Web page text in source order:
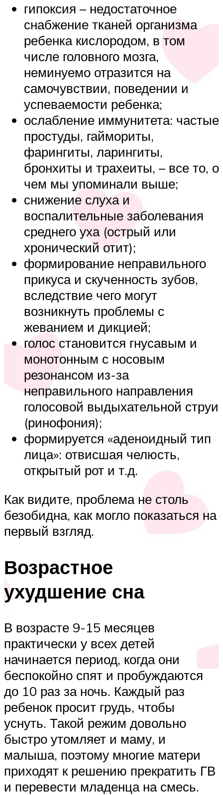
гипоксия – недостаточное
снабжение тканей организма
ребенка кислородом, в том
числе головного мозга,
неминуемо отразится на
самочувствии, поведении и
успеваемости ребенка;
ослабление иммунитета: частые
простуды, гаймориты,
фарингиты, ларингиты,
бронхиты и трахеиты, – все то, о
чем мы упоминали выше;
снижение слуха и
воспалительные заболевания
среднего уха (острый или
хронический отит);
формирование неправильного
прикуса и скученность зубов,
вследствие чего могут
возникнуть проблемы с
жеванием и дикцией;
голос становится гнусавым и
монотонным с носовым
резонансом из-за
неправильного направления
голосовой выдыхательной струи
(ринофония);
формируется «аденоидный тип
лица»: отвисшая челюсть,
открытый рот и т.д.
Как видите, проблема не столь
безобидна, как могло показаться на
первый взгляд.
Возрастное
ухудшение сна
В возрасте 9-15 месяцев
практически у всех детей
начинается период, когда они
беспокойно спят и пробуждаются
до 10 раз за ночь. Каждый раз
ребенок просит грудь, чтобы
уснуть. Такой режим довольно
быстро утомляет и маму, и
малыша, поэтому многие матери
приходят к решению прекратить ГВ
и перевести младенца на смесь.